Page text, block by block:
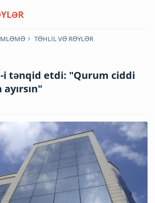
TƏHLİL VƏ RƏYLƏR
i tənqid etdi: "Qurum ciddi